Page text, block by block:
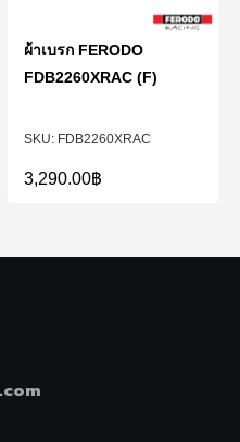
FDB2260XRAC
ผ้าเบรก FERODO
FDB2260XRAC (F)
3,290.00฿